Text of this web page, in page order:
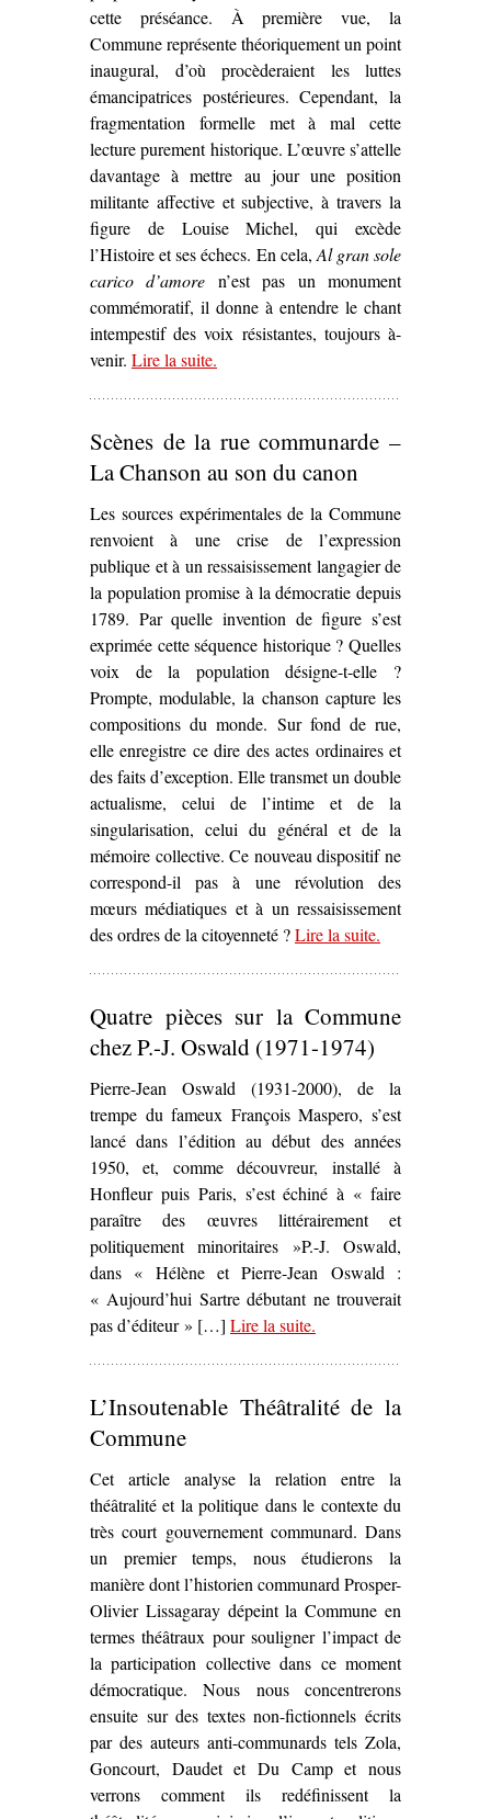
cette préséance. À première vue, la
Commune représente théoriquement un point
inaugural, d’où procèderaient les luttes
émancipatrices postérieures. Cependant, la
fragmentation formelle met à mal cette
lecture purement historique. L’œuvre s’attelle
davantage à mettre au jour une position
militante affective et subjective, à travers la
figure de Louise Michel, qui excède
l’Histoire et ses échecs. En cela,Al gran sole
carico d’amore n’est pas un monument
commémoratif, il donne à entendre le chant
intempestif des voix résistantes, toujours à-
venir. Lire la suite– ‘L’À-venir de la Commune dans
.
Scènes de la rue communarde –
La Chanson au son du canon
Les sources expérimentales de la Commune
renvoient à une crise de l’expression
publique et à un ressaisissement langagier de
la population promise à la démocratie depuis
1789. Par quelle invention de figure s’est
exprimée cette séquence historique ? Quelles
voix de la population désigne-t-elle ?
Prompte, modulable, la chanson capture les
compositions du monde. Sur fond de rue,
elle enregistre ce dire des actes ordinaires et
des faits d’exception. Elle transmet un double
actualisme, celui de l’intime et de la
singularisation, celui du général et de la
mémoire collective. Ce nouveau dispositif ne
correspond-il pas à une révolution des
mœurs médiatiques et à un ressaisissement
des ordres de la citoyenneté ?Lire la suite– ‘Scènes de la
La Chanson au
.
Quatre pièces sur la Commune
chez P.-J. Oswald (1971-1974)
Pierre-Jean Oswald (1931-2000), de la
trempe du fameux François Maspero, s’est
lancé dans l’édition au début des années
1950, et, comme découvreur, installé à
Honfleur puis Paris, s’est échiné à « faire
paraître des œuvres littérairement et
politiquement minoritaires »P.-J. Oswald,
dans « Hélène et Pierre-Jean Oswald :
« Aujourd’hui Sartre débutant ne trouverait
pas d’éditeur » […] Lire la suite– ‘Quatre pièces sur la
.
L’Insoutenable Théâtralité de la
Commune
Cet article analyse la relation entre la
théâtralité et la politique dans le contexte du
très court gouvernement communard. Dans
un premier temps, nous étudierons la
manière dont l’historien communard Prosper-
Olivier Lissagaray dépeint la Commune en
termes théâtraux pour souligner l’impact de
la participation collective dans ce moment
démocratique. Nous nous concentrerons
ensuite sur des textes non-fictionnels écrits
par des auteurs anti-communards tels Zola,
Goncourt, Daudet et Du Camp et nous
verrons comment ils redéfinissent la